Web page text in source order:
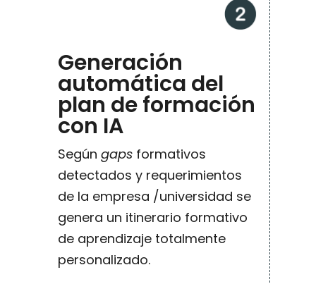
Generación
automática del
plan de formación
con IA
Según gapsformativos
detectados y requerimientos
de la empresa /universidad se
genera un itinerario formativo
de aprendizaje totalmente
personalizado.